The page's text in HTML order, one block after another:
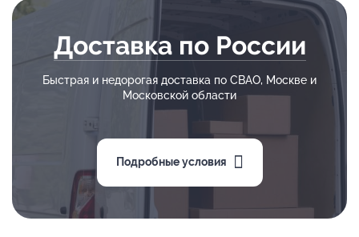
Доставка по России
Быстрая и недорогая доставка по СВАО, Москве и
Московской области
Подробные условия